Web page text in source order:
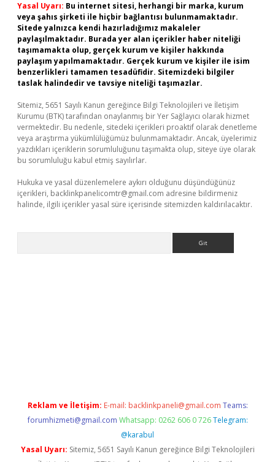
Yasal Uyarı: Bu internet sitesi, herhangi bir marka, kurum
veya şahıs şirketi ile hiçbir bağlantısı bulunmamaktadır.
Sitede yalnızca kendi hazırladığımız makaleler
paylaşılmaktadır. Burada yer alan içerikler haber niteliği
taşımamakta olup, gerçek kurum ve kişiler hakkında
paylaşım yapılmamaktadır. Gerçek kurum ve kişiler ile isim
benzerlikleri tamamen tesadüfidir. Sitemizdeki bilgiler
taslak halindedir ve tavsiye niteliği taşımazlar.
Sitemiz, 5651 Sayılı Kanun gereğince Bilgi Teknolojileri ve İletişim
Kurumu (BTK) tarafından onaylanmış bir Yer Sağlayıcı olarak hizmet
vermektedir. Bu nedenle, sitedeki içerikleri proaktif olarak denetleme
veya araştırma yükümlülüğümüz bulunmamaktadır. Ancak, üyelerimiz
yazdıkları içeriklerin sorumluluğunu taşımakta olup, siteye üye olarak
bu sorumluluğu kabul etmiş sayılırlar.
Hukuka ve yasal düzenlemelere aykırı olduğunu düşündüğünüz
içerikleri, backlinkpanelicomtr@gmail.com adresine bildirmeniz
halinde, ilgili içerikler yasal süre içerisinde sitemizden kaldırılacaktır.
Reklam ve İletişim: E-mail: backlinkpaneli@gmail.com Teams:
forumhizmeti@gmail.com Whatsapp: 0262 606 0 726 Telegram:
@karabul
Yasal Uyarı: Sitemiz, 5651 Sayılı Kanun gereğince Bilgi Teknolojileri